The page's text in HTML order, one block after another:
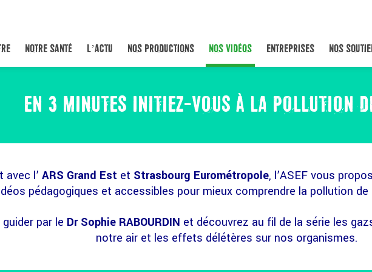
NOTRE SANTÉ L’ACTU NOS PRODUCTIONS NOS VIDÉOS ENTREPRISES NOS
EN 3 MINUTES INITIEZ-VOUS À LA POLLUTION
avec l’ ARS Grand Est et Strasbourg Eurométropole, l’ASEF vous
pédagogiques et accessibles pour mieux comprendre la pollution
par le Dr Sophie RABOURDIN et découvrez au fil de la série les
notre air et les effets délétères sur nos organismes.